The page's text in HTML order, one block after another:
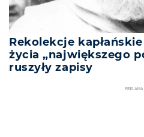
Rekolekcje
życia „największego
ruszyły zapisy
REKLAMA